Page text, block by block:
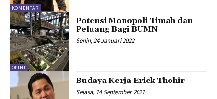
KOMENTAR
OPINI
Potensi Monopoli Timah dan
Peluang Bagi BUMN
Senin, 24 Januari 2022
Budaya Kerja Erick Thohir
Selasa, 14 September 2021